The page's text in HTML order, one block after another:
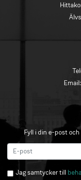
Email:
Fyll i din e-post
Jag samtycker till